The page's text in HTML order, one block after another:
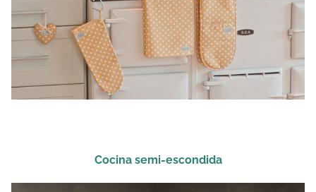
Cocina semi-escondida